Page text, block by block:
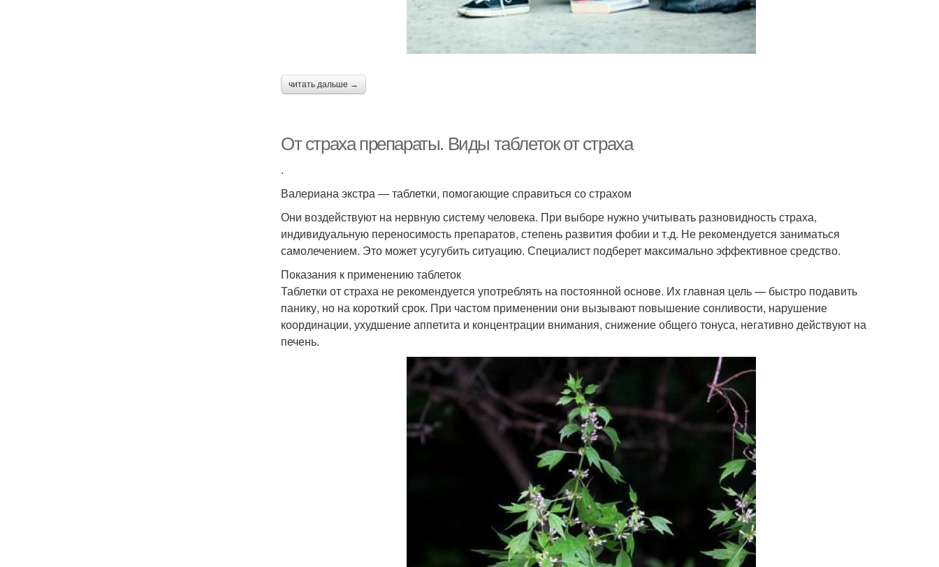
читать дальше →
От страха препараты. Виды таблеток от страха
.
Валериана экстра — таблетки, помогающие справиться со страхом
Они воздействуют на нервную систему человека. При выборе нужно учитывать разновидность страха,
индивидуальную переносимость препаратов, степень развития фобии и т.д. Не рекомендуется заниматься
самолечением. Это может усугубить ситуацию. Специалист подберет максимально эффективное средство.
Показания к применению таблеток
Таблетки от страха не рекомендуется употреблять на постоянной основе. Их главная цель — быстро подавить
панику, но на короткий срок. При частом применении они вызывают повышение сонливости, нарушение
координации, ухудшение аппетита и концентрации внимания, снижение общего тонуса, негативно действуют на
печень.